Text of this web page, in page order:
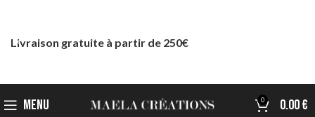
MENU 0 0.00€
Livraison gratuite à partir de 250€